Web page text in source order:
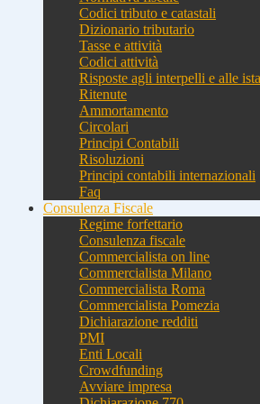
Codici tributo e catastali
Dizionario tributario
Tasse e attività
Codici attività
Risposte agli interpelli e alle
Ritenute
Ammortamento
Circolari
Principi Contabili
Risoluzioni
Principi contabili internazionali
Faq
Consulenza Fiscale
Regime forfettario
Consulenza fiscale
Commercialista on line
Commercialista Milano
Commercialista Roma
Commercialista Pomezia
Dichiarazione redditi
PMI
Enti Locali
Crowdfunding
Avviare impresa